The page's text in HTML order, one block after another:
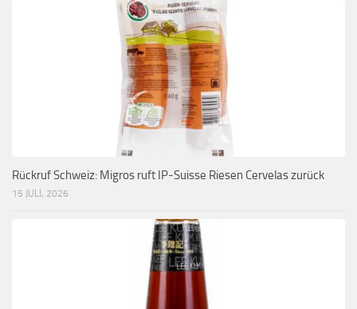
Rückruf Schweiz: Migros ruft IP-Suisse Riesen Cervelas zurück
15 JULI, 2026